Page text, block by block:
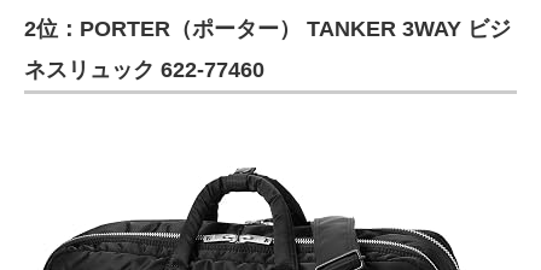
2位：PORTER（ポーター） TANKER 3WAY ビジ
ネスリュック 622-77460